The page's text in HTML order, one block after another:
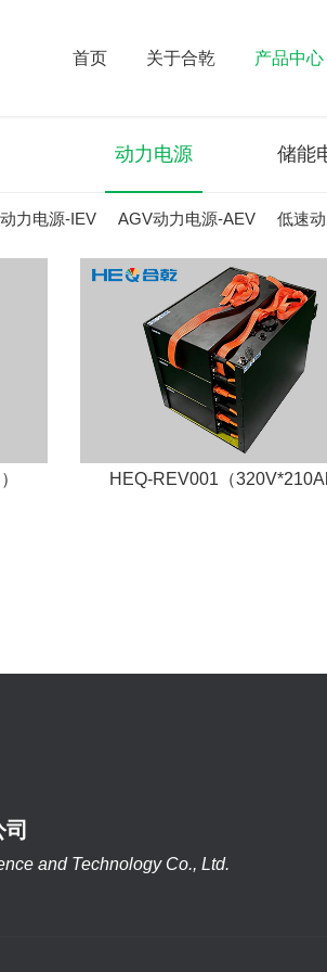
首页 关于合乾 产品中心
动力电源
力电源-IEV AGV动力电源-AEV 低速
储能
HEQ-REV001（
and Technology Co., Ltd.